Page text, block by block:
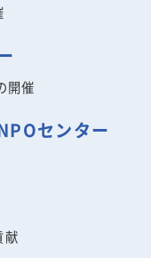
開催
センター
献